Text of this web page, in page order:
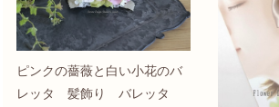
ピンクの薔薇と白い小花のバ
レッタ 髪飾り バレッタ